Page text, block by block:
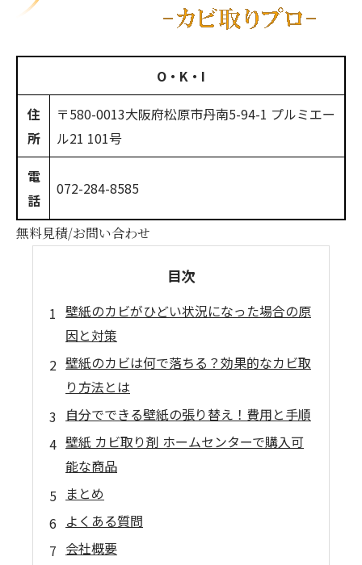
O・K・I
住
所
〒580-0013大阪府松原市丹南5-94-1 プルミエー
ル21 101号
電
話
072-284-8585
無料見積/お問い合わせ
目次
壁紙のカビがひどい状況になった場合の原
因と対策
壁紙のカビは何で落ちる？効果的なカビ取
り方法とは
自分でできる壁紙の張り替え！費用と手順
壁紙 カビ取り剤 ホームセンターで購入可
能な商品
まとめ
よくある質問
会社概要